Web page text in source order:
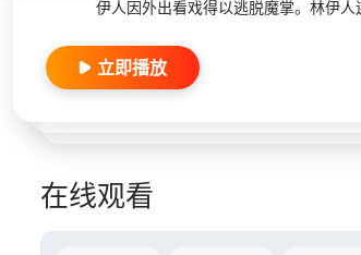
伊人因外出看戏得以逃脱魔掌。林伊
立即播放
在线观看